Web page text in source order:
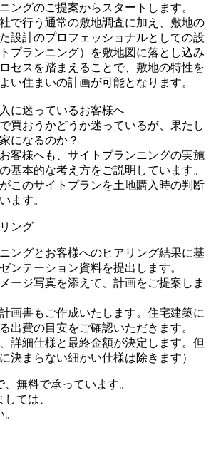
ングのご提案からスタートします。
で行う通常の敷地調査に加え、敷地の
設計のプロフェッショナルとしての設
プランニング）を敷地図に落とし込み
セスを踏まえることで、敷地の特性を
い住まいの計画が可能となります。
に迷っているお客様へ
買おうかどうか迷っているが、果たし
になるのか？
客様へも、サイトプランニングの実施
基本的な考え方をご説明しています。
このサイトプランを土地購入時の判断
ます。
ング
ングとお客様へのヒアリング結果に基
ンテーション資料を提出します。
ージ写真を添えて、計画をご提案しま
画書もご作成いたします。住宅建築に
出費の目安をご確認いただきます。
、詳細仕様と最終金額が決定します。但
決まらない細かい仕様は除きます）
無料で承っています。
ては、